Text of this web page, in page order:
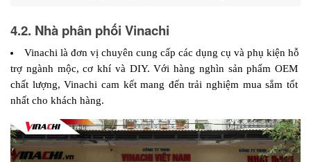
4.2. Nhà phân phối Vinachi
Vinachi là đơn vị chuyên cung cấp các dụng cụ và phụ kiện hỗ
trợ ngành mộc, cơ khí và DIY. Với hàng nghìn sản phẩm OEM
chất lượng, Vinachi cam kết mang đến trải nghiệm mua sắm tốt
nhất cho khách hàng.